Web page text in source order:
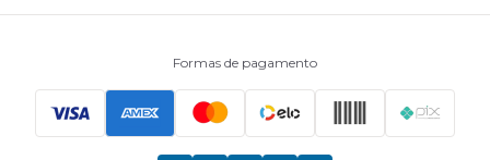
Principais Concursos
Formas de pagamento